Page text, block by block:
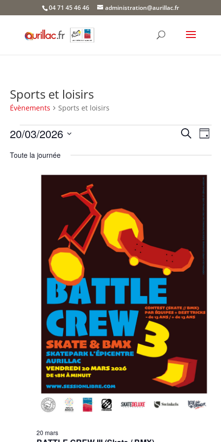
04 71 45 46 46 administration@aurillac.fr
Sports et loisirs
Évènements Sports et loisirs
Évènements
for
20
de
vues
Recherche
de
Jour
20/03/2026
une
Toute la journée
20 mars